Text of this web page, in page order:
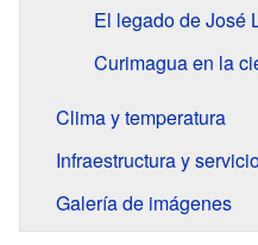
El legado de José
Curimagua en la
Clima y temperatura
Infraestructura y
Galería de imágenes